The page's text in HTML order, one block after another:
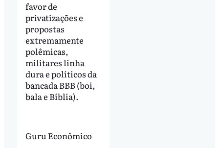
favor de
privatizações e
propostas
extremamente
polêmicas,
militares linha
dura e políticos da
bancada BBB (boi,
bala e Bíblia).
Guru Econômico